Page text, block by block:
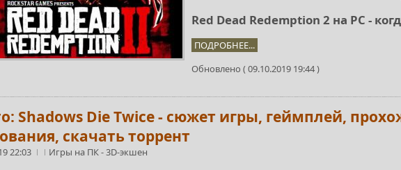
Red Dead Redemption 2 на PC -
ПОДРОБНЕЕ...
Обновлено ( 09.10.2019 19:44 )
Shadows Die Twice - сюжет игры, геймплей,
скачать торрент
22:03 Игры на ПК-3D-экшен